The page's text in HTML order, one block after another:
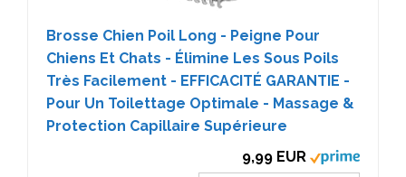
Brosse Chien Poil Long - Peigne Pour
Chiens Et Chats - Élimine Les Sous Poils
Très Facilement - EFFICACITÉ GARANTIE -
Pour Un Toilettage Optimale - Massage &
Protection Capillaire Supérieure
9,99 EUR